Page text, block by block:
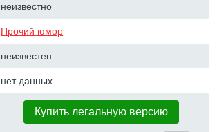
неизвестно
Прочий юмор
неизвестен
нет данных
Купить легальную версию